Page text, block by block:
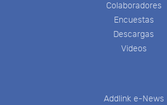
Colaboradores
Encuestas
Descargas
Videos
Addlink e-News